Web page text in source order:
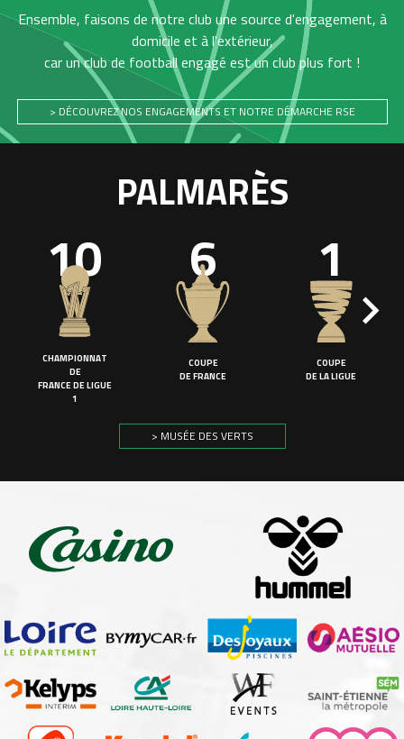
Ensemble, faisons de notre club une source d'engagement, à
domicile et à l'extérieur,
car un club de football engagé est un club plus fort !
> DÉCOUVREZ NOS ENGAGEMENTS ET NOTRE DÉMARCHE RSE
PALMARÈS
10
CHAMPIONNAT
DE
FRANCE DE LIGUE
1
6
COUPE
DE FRANCE
1
COUPE
DE LA LIGUE
> MUSÉE DES VERTS